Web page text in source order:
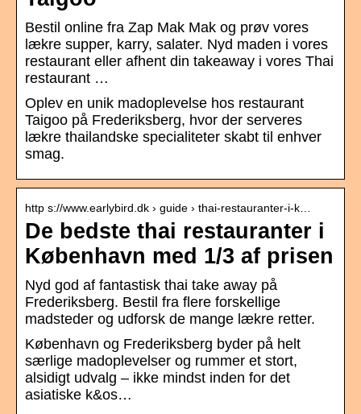
Bestil online fra Zap Mak Mak og prøv vores
lækre supper, karry, salater. Nyd maden i vores
restaurant eller afhent din takeaway i vores Thai
restaurant …
Oplev en unik madoplevelse hos restaurant
Taigoo på Frederiksberg, hvor der serveres
lækre thailandske specialiteter skabt til enhver
smag.
http s://www.earlybird.dk › guide › thai-restauranter-i-k…
De bedste thai restauranter i
København med 1/3 af prisen
Nyd god af fantastisk thai take away på
Frederiksberg. Bestil fra flere forskellige
madsteder og udforsk de mange lækre retter.
København og Frederiksberg byder på helt
særlige madoplevelser og rummer et stort,
alsidigt udvalg – ikke mindst inden for det
asiatiske k&os…